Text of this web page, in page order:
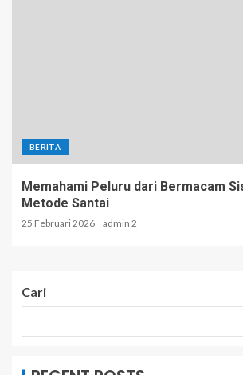
BERITA
Memahami Peluru dari Bermacam
Metode Santai
25 Februari 2026 admin 2
Cari